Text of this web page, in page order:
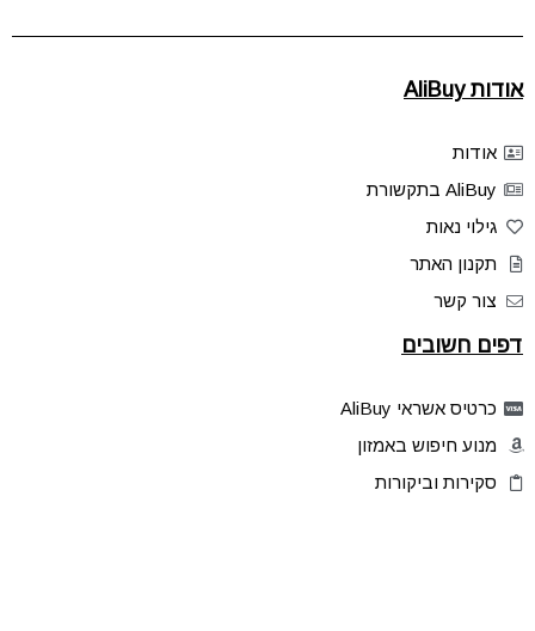
אודות AliBuy
אודות
AliBuy בתקשורת
גילוי נאות
תקנון האתר
צור קשר
דפים חשובים
כרטיס אשראי AliBuy
מנוע חיפוש באמזון
סקירות וביקורות